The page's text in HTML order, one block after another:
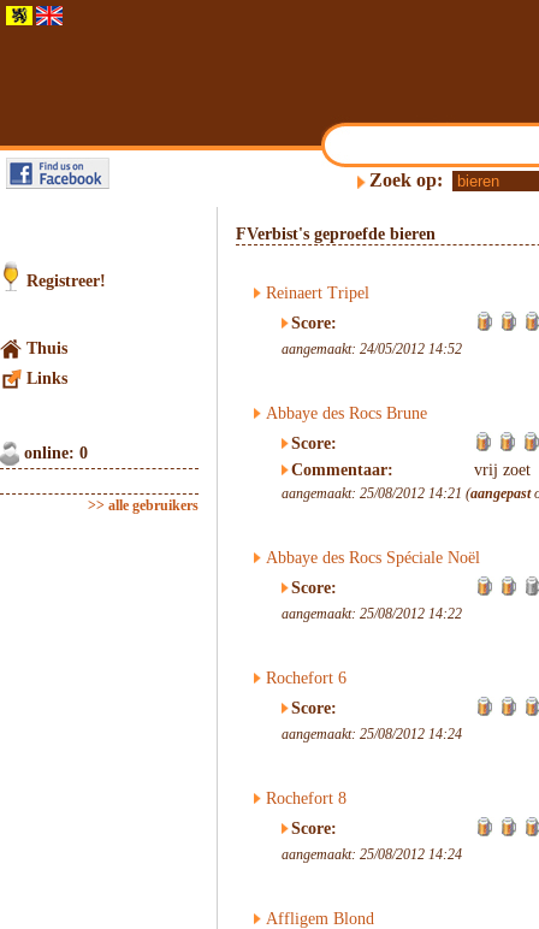
Zoek op:
Registreer!
Thuis
Links
online: 0
>> alle gebruikers
FVerbist's geproefde bieren
Reinaert Tripel
Score:
aangemaakt: 24/05/2012 14:52
Abbaye des Rocs Brune
Score:
Commentaar:
vrij zoet
aangemaakt: 25/08/2012 14:21 (aangepast
Abbaye des Rocs Spéciale Noël
Score:
aangemaakt: 25/08/2012 14:22
Rochefort 6
Score:
aangemaakt: 25/08/2012 14:24
Rochefort 8
Score:
aangemaakt: 25/08/2012 14:24
Affligem Blond